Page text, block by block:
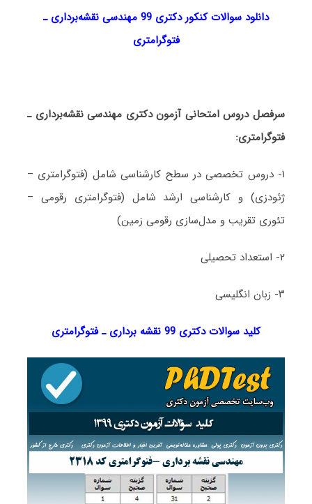
دانلود سوالات کنکور دکتری 99 مهندسی نقشه­‌برداری ـ
فتوگرامتری
سرفصل دروس امتحانی آزمون دکتری مهندسی نقشه­‌برداری ـ
فتوگرامتری:
۱- دروس تخصصی در سطح کارشناسی شامل (فتوگرامتری –
ژئودزی) و کارشناسی ارشد شامل (فتوگرامتری رقومی –
تئوری تقریب و مدل‌سازی رقومی زمین)
۲- استعداد تحصیلی
۳- زبان انگلیسی
کلید سوالات دکتری 99 نقشه ­برداری ـ فتوگرامتری